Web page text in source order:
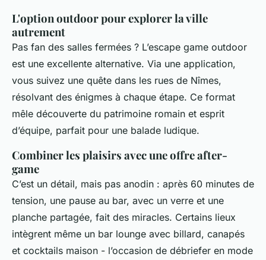
L'option outdoor pour explorer la ville
autrement
Pas fan des salles fermées ? L’escape game outdoor
est une excellente alternative. Via une application,
vous suivez une quête dans les rues de Nîmes,
résolvant des énigmes à chaque étape. Ce format
mêle découverte du patrimoine romain et esprit
d’équipe, parfait pour une balade ludique.
Combiner les plaisirs avec une offre after-
game
C’est un détail, mais pas anodin : après 60 minutes de
tension, une pause au bar, avec un verre et une
planche partagée, fait des miracles. Certains lieux
intègrent même un bar lounge avec billard, canapés
et cocktails maison - l’occasion de débriefer en mode